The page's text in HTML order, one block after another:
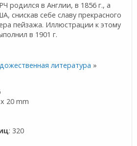
в Англии, в 1856 г., а
снискав себе славу прекрасного
пейзажа. Иллюстрации к этому
в 1901 г.
литература »
20 mm
: 320